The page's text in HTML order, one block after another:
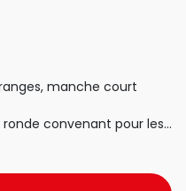
manche court
convenant pour les...